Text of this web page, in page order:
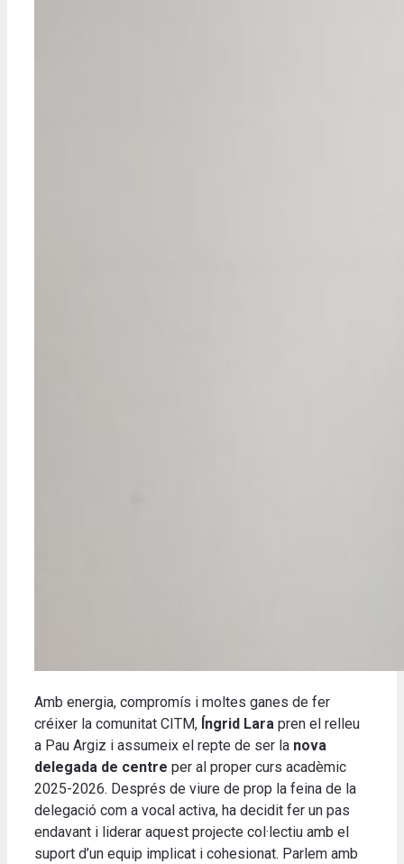
Amb energia, compromís i moltes ganes de fer
créixer la comunitat CITM, Íngrid Lara pren el relleu
a Pau Argiz i assumeix el repte de ser la nova
delegada de centre per al proper curs acadèmic
2025-2026. Després de viure de prop la feina de la
delegació com a vocal activa, ha decidit fer un pas
endavant i liderar aquest projecte col·lectiu amb el
suport d’un equip implicat i cohesionat. Parlem amb